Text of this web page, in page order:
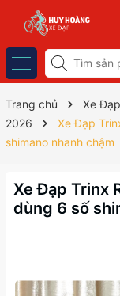
Trang chủ
Xe
2026
Xe Đạp
shimano nhanh chậm
Xe Đạp Trinx
dùng 6 số